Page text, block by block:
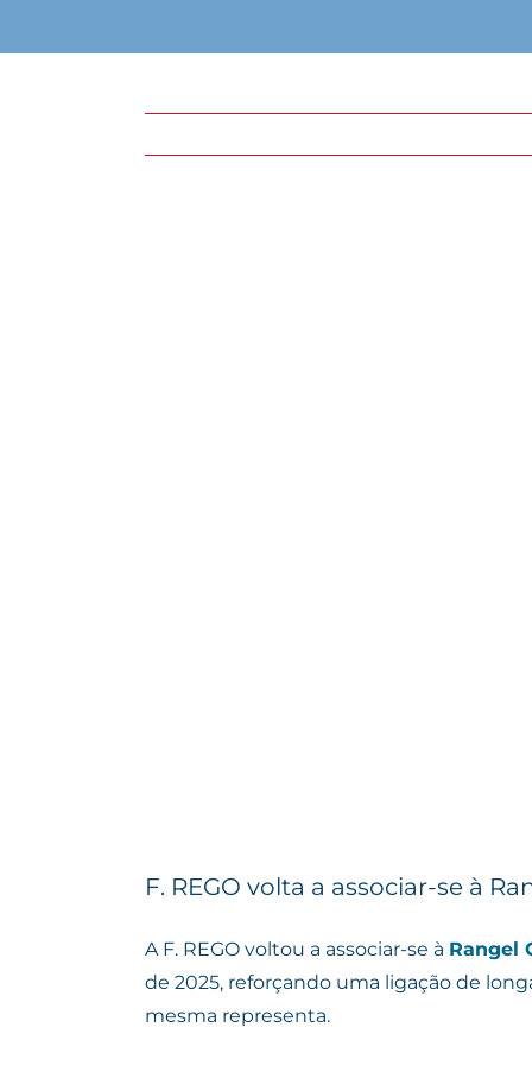
F. REGO volta a associar-se à
A F. REGO voltou a associar-se à Rangel
de 2025, reforçando uma ligação de
mesma representa.
F. REGO